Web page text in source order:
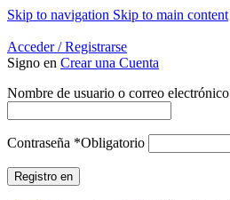
Skip to navigation Skip to main content
Acceder / Registrarse
Signo en Crear una Cuenta
Nombre de usuario o correo electrónico
Contraseña *Obligatorio
Registro en